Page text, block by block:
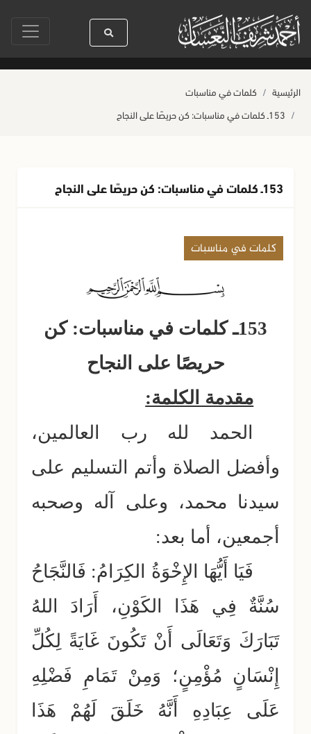
رسول الله ﷺ كله رحمة صلاة آخر أربعاء من صفر حياة القلوب وصحتها
الرئيسية
كلمات في مناسبات
153ـ كلمات في مناسبات: كن حريصًا على النجاح
153ـ كلمات في مناسبات: كن حريصًا على النجاح
كلمات في مناسبات
153ـ كلمات في مناسبات: كن
حريصًا على النجاح
مقدمة الكلمة:
الحمد لله رب العالمين،
وأفضل الصلاة وأتم التسليم على
سيدنا محمد، وعلى آله وصحبه
أجمعين، أما بعد:
فَيَا أَيُّهَا الإِخْوَةُ الكِرَامُ: فَالنَّجَاحُ
سُنَّةٌ فِي هَذَا الكَوْنِ، أَرَادَ اللهُ
تَبَارَكَ وَتَعَالَى أَنْ تَكُونَ غَايَةً لِكُلِّ
إِنْسَانٍ مُؤْمِنٍ؛ وَمِنْ تَمَامِ فَضْلِهِ
عَلَى عِبَادِهِ أَنَّهُ خَلَقَ لَهُمْ هَذَا